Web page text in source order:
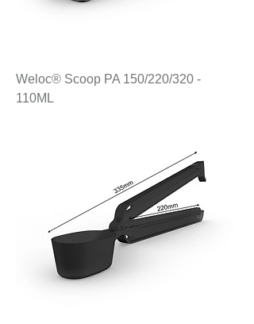
Weloc® Scoop PA 150/220/320 -
110ML